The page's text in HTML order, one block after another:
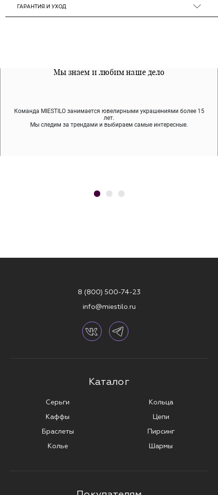
ГАРАНТИЯ И УХОД
Мы знаем и любим наше дело
Команда MIESTILO занимается ювелирными украшениями более 15
лет.
Мы следим за трендами и выбираем самые интересные.
Все наши материалы гипоалергенны
Мы используем покрытие (родий, ювелирный сплав), которое не
содержит никеля и свинца — это исключает аллергию.
Примерка перед покупкой
Во время доставки спокойно примеряйте украшения, выбирайте те,
что вам нравятся, остальные заберёт курьер.
8 (800) 500-74-23
info@miestilo.ru
Каталог
Серьги
Каффы
Браслеты
Колье
Кольца
Цепи
Пирсинг
Шармы